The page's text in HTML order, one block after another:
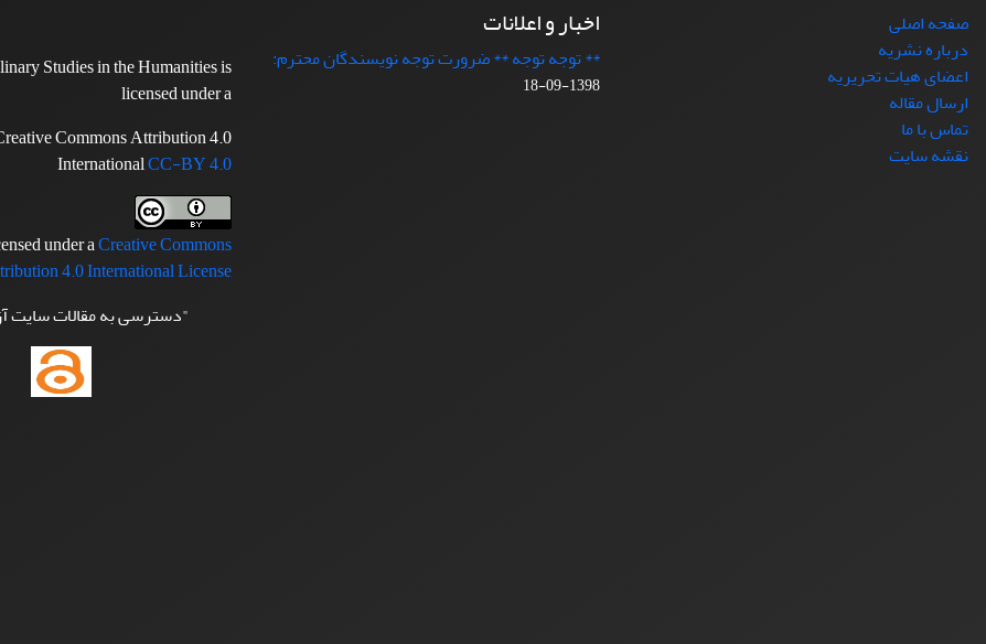
صفحه اصلی
درباره نشریه
اعضای هیات تحریریه
ارسال مقاله
تماس با ما
نقشه سایت
اخبار و اعلانات
** توجه توجه ** ضرورت توجه نویسندگان محترم:
1398-09-18
Studies in the Humanities is
licensed under a
Commons Attribution 4.0
InternationalCC-BY 4.0
under aCreative Commons
4.0 International License
"دسترسی به مقالات سایت